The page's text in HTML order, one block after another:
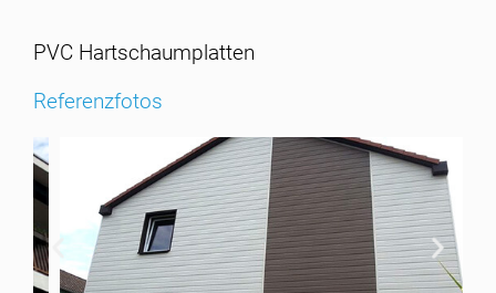
PVC Hartschaumplatten
Referenzfotos